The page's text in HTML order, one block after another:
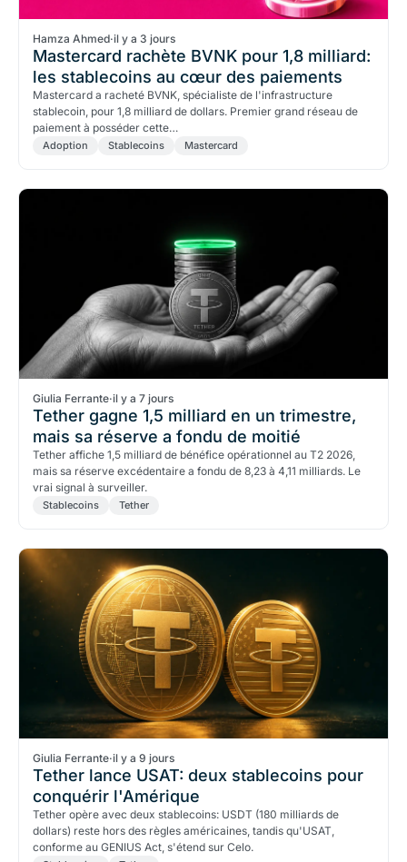
Hamza Ahmed·il y a 3 jours
Mastercard rachète BVNK pour 1,8 milliard:
les stablecoins au cœur des paiements
Mastercard a racheté BVNK, spécialiste de l'infrastructure
stablecoin, pour 1,8 milliard de dollars. Premier grand réseau de
paiement à posséder cette…
Adoption Stablecoins Mastercard
Giulia Ferrante·il y a 7 jours
Tether gagne 1,5 milliard en un trimestre,
mais sa réserve a fondu de moitié
Tether affiche 1,5 milliard de bénéfice opérationnel au T2 2026,
mais sa réserve excédentaire a fondu de 8,23 à 4,11 milliards. Le
vrai signal à surveiller.
Stablecoins Tether
Giulia Ferrante·il y a 9 jours
Tether lance USAT: deux stablecoins pour
conquérir l'Amérique
Tether opère avec deux stablecoins: USDT (180 milliards de
dollars) reste hors des règles américaines, tandis qu'USAT,
conforme au GENIUS Act, s'étend sur Celo.